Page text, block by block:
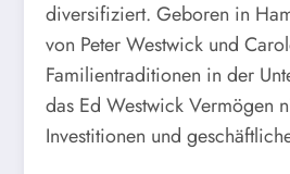
diversifiziert. Geboren in
von Peter Westwick und
Familientraditionen in der
das Ed Westwick Vermögen
Investitionen und